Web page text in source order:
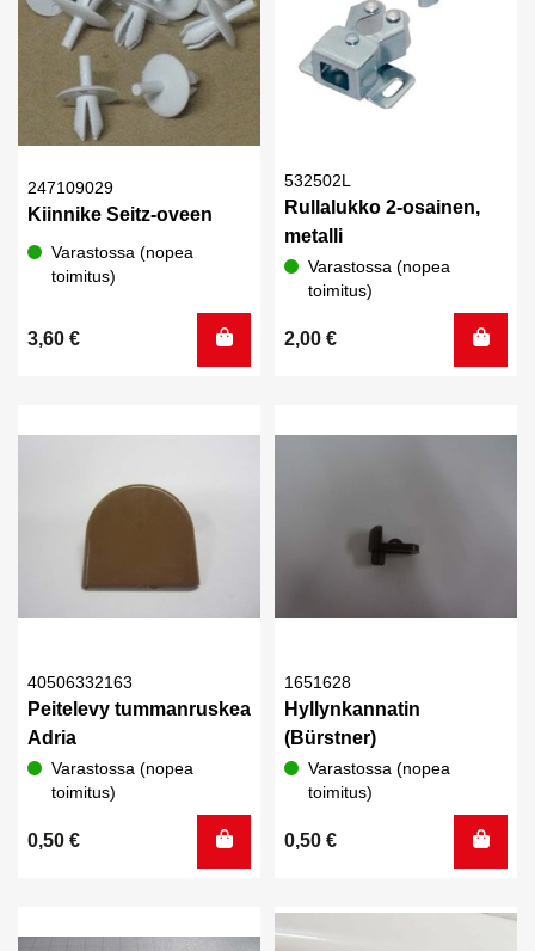
247109029
Kiinnike Seitz-oveen
Varastossa (nopea
toimitus)
3,60 €
532502L
Rullalukko 2-osainen,
metalli
Varastossa (nopea
toimitus)
2,00 €
40506332163
Peitelevy tummanruskea
Adria
Varastossa (nopea
toimitus)
0,50 €
1651628
Hyllynkannatin
(Bürstner)
Varastossa (nopea
toimitus)
0,50 €